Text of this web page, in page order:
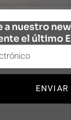
a nuestro
el último
ENVIAR